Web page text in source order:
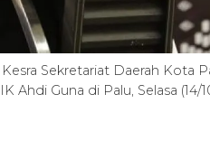
Sekretariat Daerah Kota
Ahdi Guna di Palu, Selasa (14/